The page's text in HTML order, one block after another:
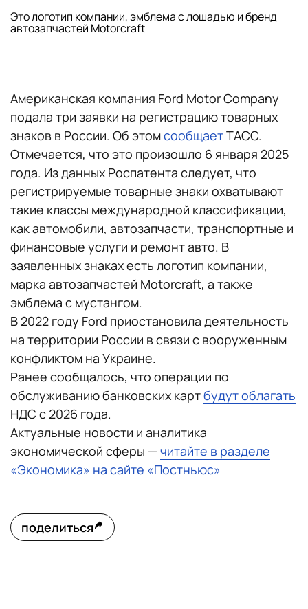
Это логотип компании, эмблема с лошадью и бренд
автозапчастей Motorcraft
Американская компания Ford Motor Company
подала три заявки на регистрацию товарных
знаков в России. Об этомсообщаетТАСС.
Отмечается, что это произошло 6 января 2025
года. Из данных Роспатента следует, что
регистрируемые товарные знаки охватывают
такие классы международной классификации,
как автомобили, автозапчасти, транспортные и
финансовые услуги и ремонт авто. В
заявленных знаках есть логотип компании,
марка автозапчастей Motorcraft, а также
эмблема с мустангом.
В 2022 году Ford приостановила деятельность
на территории России в связи с вооруженным
конфликтом на Украине.
Ранее сообщалось, что операции по
обслуживанию банковских картбудут облагать
НДС с 2026 года.
Актуальные новости и аналитика
экономической сферы — читайте в разделе
«Экономика» на сайте «Постньюс»
поделиться